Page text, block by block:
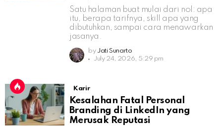
Satu halaman buat mulai dari nol: apa
itu, berapa tarifnya, skill apa yang
dibutuhkan, sampai cara menawarkan
jasanya.
by Jati Sunarto
July 24, 2026, 5:29 pm
Karir
Kesalahan Fatal Personal
Branding di LinkedIn yang
Merusak Reputasi